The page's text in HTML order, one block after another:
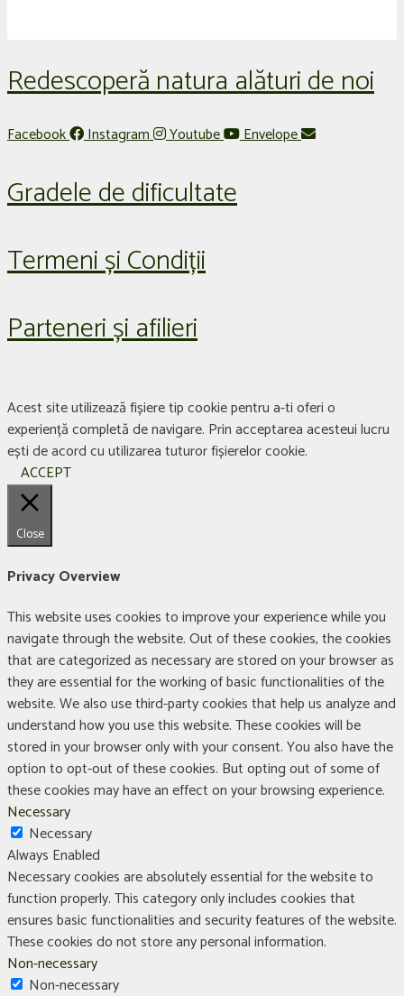
Redescoperă natura alături de noi
Facebook Instagram Youtube Envelope
Gradele de dificultate
Termeni și Condiții
Parteneri și afilieri
Acest site utilizează fișiere tip cookie pentru a-ti oferi o
experiență completă de navigare. Prin acceptarea acesteui lucru
ești de acord cu utilizarea tuturor fișierelor cookie.
ACCEPT
Close
Privacy Overview
This website uses cookies to improve your experience while you
navigate through the website. Out of these cookies, the cookies
that are categorized as necessary are stored on your browser as
they are essential for the working of basic functionalities of the
website. We also use third-party cookies that help us analyze and
understand how you use this website. These cookies will be
stored in your browser only with your consent. You also have the
option to opt-out of these cookies. But opting out of some of
these cookies may have an effect on your browsing experience.
Necessary
Necessary
Always Enabled
Necessary cookies are absolutely essential for the website to
function properly. This category only includes cookies that
ensures basic functionalities and security features of the website.
These cookies do not store any personal information.
Non-necessary
Non-necessary